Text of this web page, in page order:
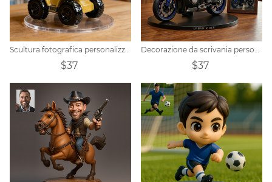
Scultura fotografica personalizzata con volto di escavatore, regalo
$37
Decorazione da scrivania personalizzata con foto realistica di un motociclista.
$37